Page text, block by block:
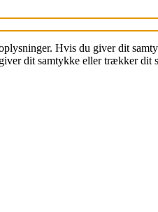
Hvis du giver dit
dit samtykke eller trækker dit